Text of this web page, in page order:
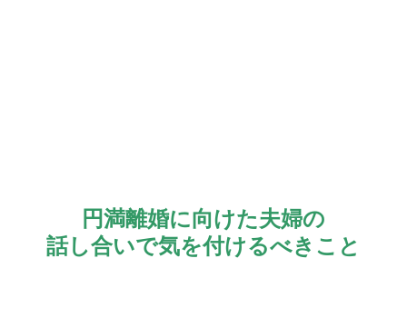
円満離婚に向けた夫婦の
話し合いで気を付けるべきこと